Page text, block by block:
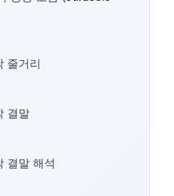
줄거리
결말
결말 해석